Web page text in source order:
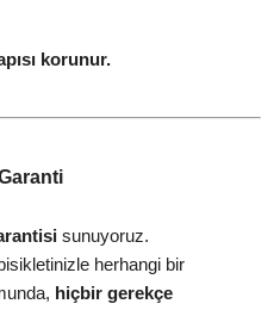
korunur.
sunuyoruz.
herhangi bir
hiçbir gerekçe